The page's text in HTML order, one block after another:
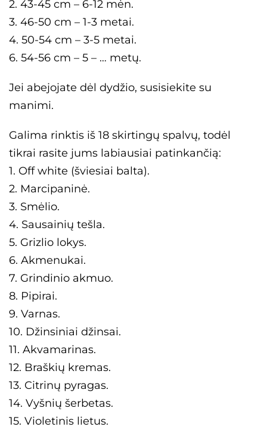
2. 43-45 cm – 6-12 mėn.
3. 46-50 cm – 1-3 metai.
4. 50-54 cm – 3-5 metai.
6. 54-56 cm – 5 – … metų.
Jei abejojate dėl dydžio, susisiekite su
manimi.
Galima rinktis iš 18 skirtingų spalvų, todėl
tikrai rasite jums labiausiai patinkančią:
1. Off white (šviesiai balta).
2. Marcipaninė.
3. Smėlio.
4. Sausainių tešla.
5. Grizlio lokys.
6. Akmenukai.
7. Grindinio akmuo.
8. Pipirai.
9. Varnas.
10. Džinsiniai džinsai.
11. Akvamarinas.
12. Braškių kremas.
13. Citrinų pyragas.
14. Vyšnių šerbetas.
15. Violetinis lietus.